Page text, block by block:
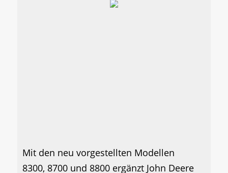
Mit den neu vorgestellten Modellen
8300, 8700 und 8800 ergänzt John Deere